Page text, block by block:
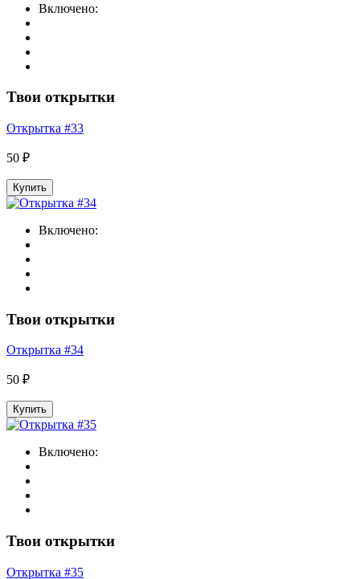
Включено:
Твои открытки
Открытка #33
50 ₽
Купить
Включено:
Твои открытки
Открытка #34
50 ₽
Купить
Включено:
Твои открытки
Открытка #35